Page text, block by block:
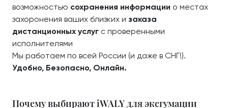
возможностью сохранения информации о местах
захоронения ваших близких и заказа
дистанционных услуг с проверенными
исполнителями
Мы работаем по всей России (и даже в СНГ!).
Удобно, Безопасно, Онлайн.
Почему выбирают iWALY для эксгумации